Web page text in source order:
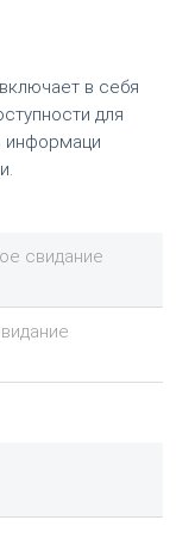
в себя
для
информаци
свидание